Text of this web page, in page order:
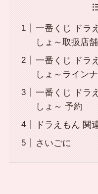
一番くじ ドラ
しょ～取扱店
一番くじ ドラ
しょ～ライン
一番くじ ドラ
しょ～ 予約
ドラえもん 関
さいごに